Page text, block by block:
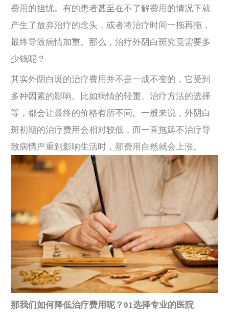
费用的担忧。有的患者甚至在不了解费用的情况下就
产生了放弃治疗的念头，或者将治疗时间一拖再拖，
最终导致病情加重。那么，治疗外阴白斑究竟需要多
少钱呢？
其实外阴白斑的治疗费用并不是一成不变的，它受到
多种因素的影响。比如病情的轻重、治疗方法的选择
等，都会让最终的价格有所不同。一般来说，外阴白
斑初期的治疗费用会相对较低，而一直拖延不治疗导
致病情严重到影响生活时，那费用自然就会上涨。
那我们如何降低治疗费用呢？ 01选择专业的医院